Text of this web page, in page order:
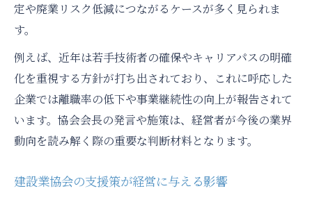
定や廃業リスク低減につながるケースが多く見られま
す。
例えば、近年は若手技術者の確保やキャリアパスの明確
化を重視する方針が打ち出されており、これに呼応した
企業では離職率の低下や事業継続性の向上が報告されて
います。協会会長の発言や施策は、経営者が今後の業界
動向を読み解く際の重要な判断材料となります。
建設業協会の支援策が経営に与える影響